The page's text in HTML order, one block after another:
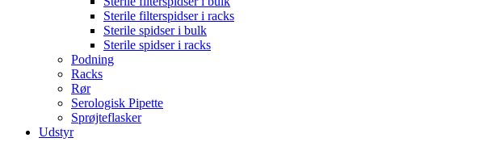
Sterile filterspidser i racks
Sterile spidser i bulk
Sterile spidser i racks
Podning
Racks
Rør
Serologisk Pipette
Sprøjteflasker
Udstyr